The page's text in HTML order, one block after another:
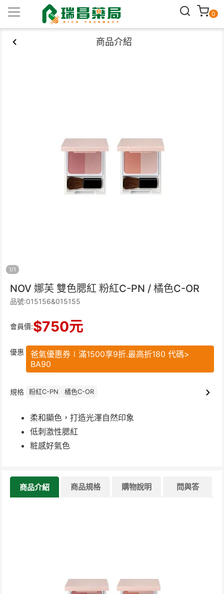
0
商品介紹
1/1
NOV 娜芙 雙色腮紅 粉紅C-PN / 橘色C-OR
品號:015156&015155
會員價:$750元
優惠
爸氣優惠券∣滿1500享9折.最高折180 代碼>
BA90
規格 粉紅C-PN 橘色C-OR
柔和顯色，打造光澤自然印象
低刺激性腮紅
粧感好氣色
商品介紹 商品規格 購物說明 問與答